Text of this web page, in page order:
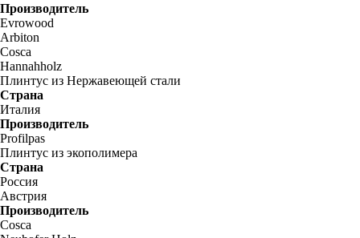
Производитель
Evrowood
Arbiton
Cosca
Hannahholz
Плинтус из Нержавеющей стали
Страна
Италия
Производитель
Profilpas
Плинтус из экополимера
Страна
Россия
Австрия
Производитель
Cosca